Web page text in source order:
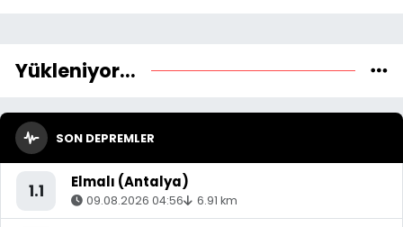
Yükleniyor...
SON DEPREMLER
1.1 Elmalı (Antalya)
09.08.2026 04:56 6.91 km